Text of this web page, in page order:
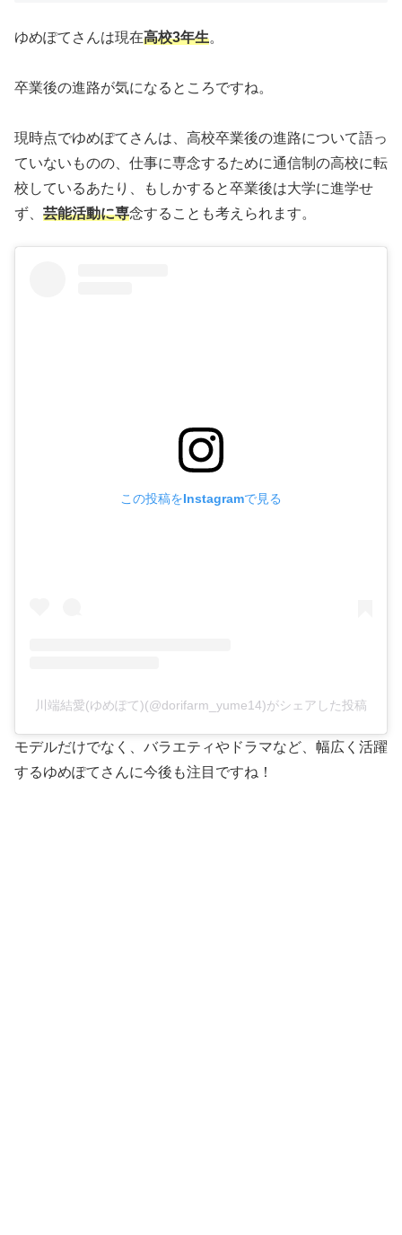
ゆめぽてさんは現在高校3年生。
卒業後の進路が気になるところですね。
現時点でゆめぽてさんは、高校卒業後の進路について語っ
ていないものの、仕事に専念するために通信制の高校に転
校しているあたり、もしかすると卒業後は大学に進学せ
ず、 芸能活動に専念することも考えられます。
この投稿をInstagramで見る
川端結愛(ゆめぽて)(@dorifarm_yume14)がシェアした投稿
モデルだけでなく、バラエティやドラマなど、幅広く活躍
するゆめぽてさんに今後も注目ですね！